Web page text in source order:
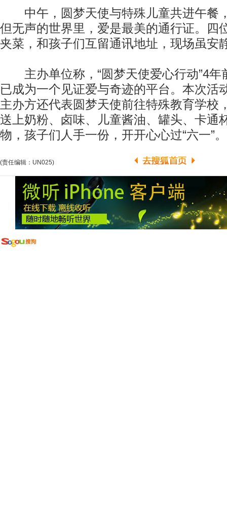
中午，圆梦天使与特殊儿童共进午餐，
但无声的世界里，爱是最美的通行证。四
夹菜，和孩子们互留通讯地址，现场虽安
主办单位称，“圆梦天使爱心行动”4年
已成为一个见证爱与奇迹的平台。本次活
主办方还代表圆梦天使前往特殊教育学校
送上奶粉、卤味、儿童酱油、罐头、卡通
物，孩子们人手一份，开开心心过“六一”。
(责任编辑：UN025)